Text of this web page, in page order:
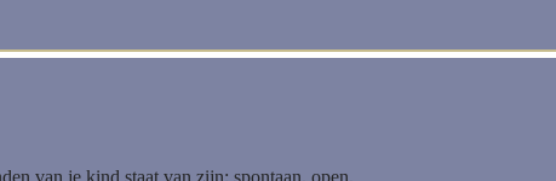
van je kind staat van zijn: spontaan, open,